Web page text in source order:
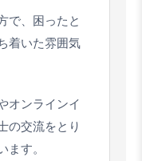
で、困ったと
着いた雰囲気
オンラインイ
の交流をとり
ます。